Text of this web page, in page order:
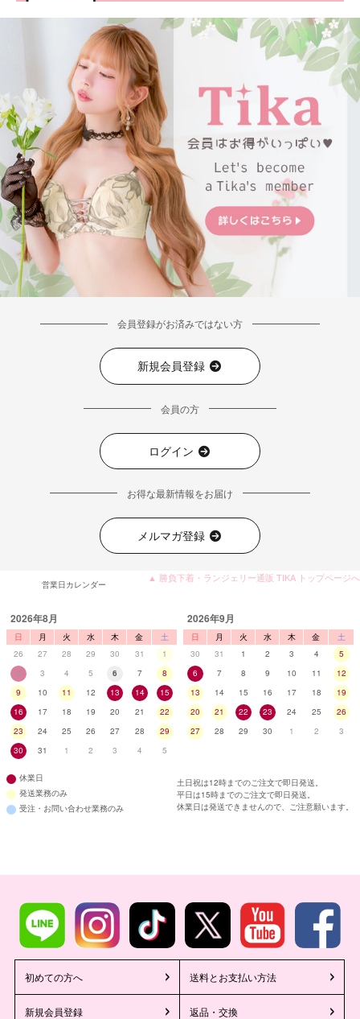
会員登録がお済みではない方
新規会員登録
会員の方
ログイン
お得な最新情報をお届け
メルマガ登録
▲ 勝負下着・ランジェリー通販 TIKA トップページへ
営業日カレンダー
2026年8月
日 月 火 水 木 金
土
26
27 28 29 30 31
1
2
3 4 5 6 7
8
9
10 11 12 13 14
15
16
17 18 19 20 21
22
23
24 25 26 27 28
29
30
31 1 2 3 4 5
2026年9月
日 月 火 水 木 金
土
30
31 1 2 3 4
5
6
7 8 9 10 11
12
13
14 15 16 17 18
19
20
21 22 23 24 25
26
27
28 29 30 1 2 3
休業日
発送業務のみ
受注・お問い合わせ業務のみ
土日祝は12時までのご注文で即日発送。
平日は15時までのご注文で即日発送。
休業日は発送できませんので、ご注意願います。
初めての方へ 送料とお支払い方法
新規会員登録 返品・交換